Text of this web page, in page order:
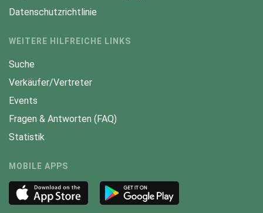
Datenschutzrichtlinie
WEITERE HILFREICHE LINKS
Suche
Verkäufer/Vertreter
Events
Fragen & Antworten (FAQ)
Statistik
MOBILE APPS